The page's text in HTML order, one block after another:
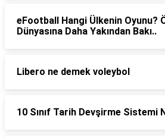
eFootball Hangi Ülkenin Oyunu?
Dünyasına Daha Yakından Bakı..
Libero ne demek voleybol
10 Sınıf Tarih Devşirme Sistemi